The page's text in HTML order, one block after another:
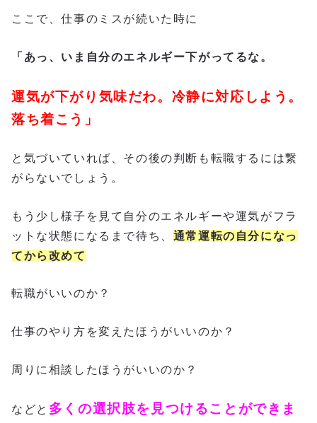
ここで、仕事のミスが続いた時に
「あっ、いま自分のエネルギー下がってるな。
運気が下がり気味だわ。冷静に対応しよう。
落ち着こう」
と気づいていれば、その後の判断も転職するには繋
がらないでしょう。
もう少し様子を見て自分のエネルギーや運気がフラ
ットな状態になるまで待ち、 通常運転の自分になっ
てから改めて
転職がいいのか？
仕事のやり方を変えたほうがいいのか？
周りに相談したほうがいいのか？
などと 多くの選択肢を見つけることができま